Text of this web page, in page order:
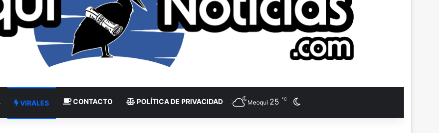
VIRALES CONTACTO POLÍTICA DE PRIVACIDAD Meoqui 25 ℃